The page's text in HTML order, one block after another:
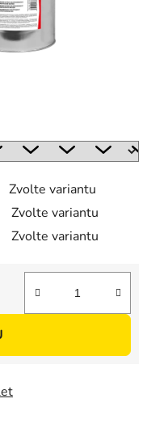
Zvolte variantu
Zvolte variantu
Zvolte variantu